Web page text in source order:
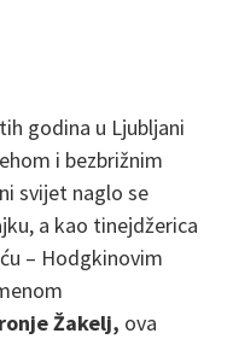
godina u Ljubljani
i bezbrižnim
svijet naglo se
a kao tinejdžerica
– Hodgkinovim
Žakelj, ova